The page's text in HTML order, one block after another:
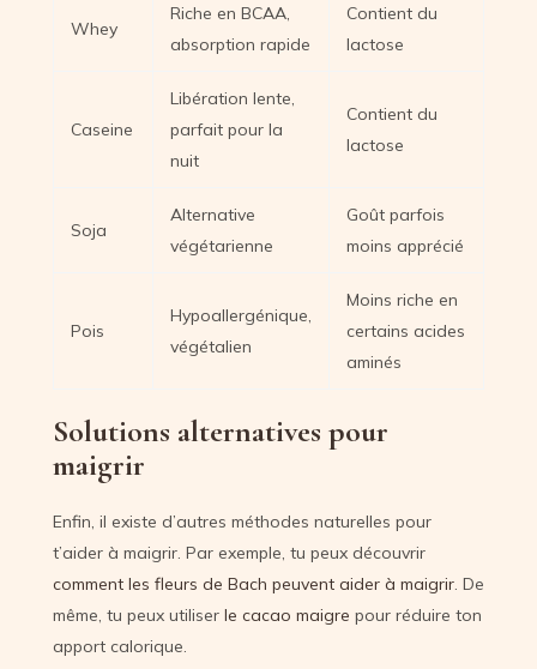
Whey
Riche en BCAA,
absorption rapide
Contient du
lactose
Caseine
Libération lente,
parfait pour la
nuit
Contient du
lactose
Soja
Alternative
végétarienne
Goût parfois
moins apprécié
Pois
Hypoallergénique,
végétalien
Moins riche en
certains acides
aminés
Solutions alternatives pour
maigrir
Enfin, il existe d’autres méthodes naturelles pour
t’aider à maigrir. Par exemple, tu peux découvrir
comment les fleurs de Bach peuvent aider à maigrir. De
même, tu peux utiliser le cacao maigre pour réduire ton
apport calorique.